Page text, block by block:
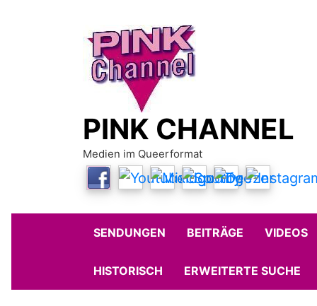
PINK CHANNEL
Medien im Queerformat
SENDUNGEN BEITRÄGE VIDEOS
HISTORISCH ERWEITERTE SUCHE